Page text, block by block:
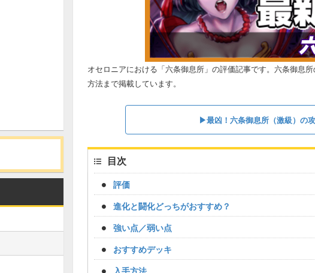
オセロニアにおける「六条御息所」の評価記事です。六条御息
方法まで掲載しています。
▶︎最凶！六条御息所（激級）の
目次
評価
進化と闘化どっちがおすすめ？
強い点／弱い点
おすすめデッキ
入手方法